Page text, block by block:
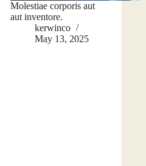
Molestiae corporis aut
aut inventore.
kerwinco
May 13, 2025